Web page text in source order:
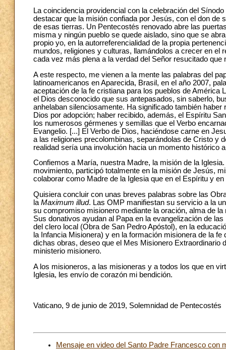
La coincidencia providencial con la celebración del
destacar que la misión confiada por Jesús, con el don de
de esas tierras. Un Pentecostés renovado abre las
misma y ningún pueblo se quede aislado, sino que se
propio yo, en la autorreferencialidad de la propia
mundos, religiones y culturas, llamándolos a crecer en el
cada vez más plena a la verdad del Señor resucitado que
A este respecto, me vienen a la mente las palabras del
latinoamericanos en Aparecida, Brasil, en el año 2007,
aceptación de la fe cristiana para los pueblos de
el Dios desconocido que sus antepasados, sin saberlo,
anhelaban silenciosamente. Ha significado también
Dios por adopción; haber recibido, además, el Espíritu
los numerosos gérmenes y semillas que el Verbo
Evangelio. [...] El Verbo de Dios, haciéndose carne en
a las religiones precolombinas, separándolas de Cristo y
realidad sería una involución hacia un momento histórico
Confiemos a María, nuestra Madre, la misión de la
movimiento, participó totalmente en la misión de Jesús,
colaborar como Madre de la Iglesia que en el Espíritu y
Quisiera concluir con unas breves palabras sobre las
la Maximum illud. Las OMP manifiestan su servicio a la
su compromiso misionero mediante la oración, alma de
Sus donativos ayudan al Papa en la evangelización de
del clero local (Obra de San Pedro Apóstol), en la
la Infancia Misionera) y en la formación misionera de la
dichas obras, deseo que el Mes Misionero
ministerio misionero.
A los misioneros, a las misioneras y a todos los que en
Iglesia, les envío de corazón mi bendición.
Vaticano, 9 de junio de 2019, Solemnidad de Pentecostés
Mensaje en video del Santo Padre Francesco con